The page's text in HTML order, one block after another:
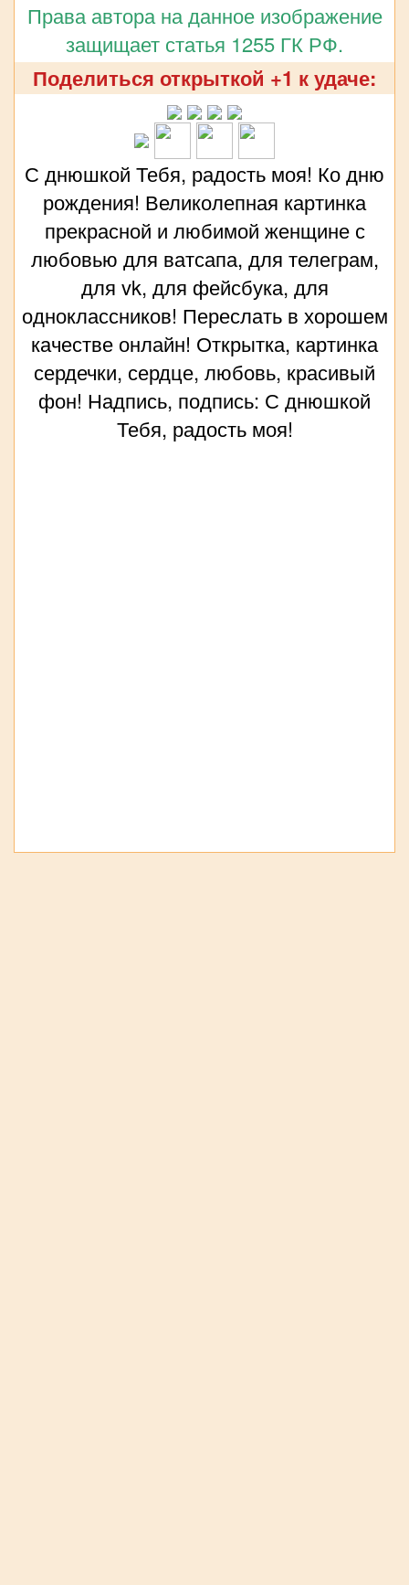
Права автора на данное изображение
защищает статья 1255 ГК РФ.
Поделиться открыткой +1 к удаче:
С днюшкой Тебя, радость моя! Ко дню
рождения! Великолепная картинка
прекрасной и любимой женщине с
любовью для ватсапа, для телеграм,
для vk, для фейсбука, для
одноклассников! Переслать в хорошем
качестве онлайн! Открытка, картинка
сердечки, сердце, любовь, красивый
фон! Надпись, подпись: С днюшкой
Тебя, радость моя!